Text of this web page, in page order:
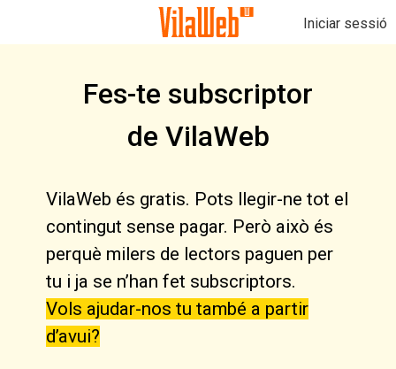
Iniciar sessió
Fes-te subscriptor
de VilaWeb
VilaWeb és gratis. Pots llegir-ne tot el
contingut sense pagar. Però això és
perquè milers de lectors paguen per
tu i ja se n’han fet subscriptors.
Vols ajudar-nos tu també a partir
d’avui?